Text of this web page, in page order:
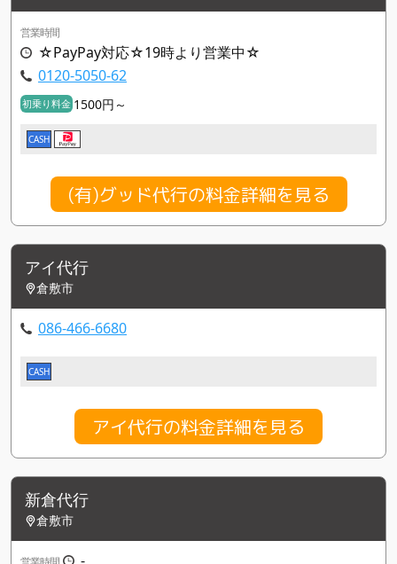
営業時間
☆PayPay対応☆19時より営業中☆
0120-5050-62
初乗り料金 1500円～
CASH
(有)グッド代行の料金詳細を見る
アイ代行
倉敷市
086-466-6680
CASH
アイ代行の料金詳細を見る
新倉代行
倉敷市
-